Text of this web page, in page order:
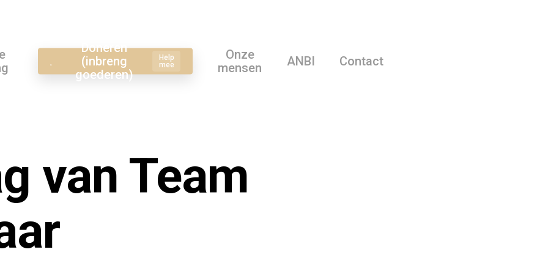
Doneren
(inbreng
goederen)
Help
mee
Onze
mensen
ANBI Contact
van Team